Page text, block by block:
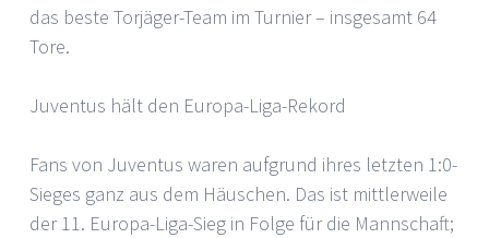
das beste Torjäger-Team im Turnier – insgesamt 64
Tore.
Juventus hält den Europa-Liga-Rekord
Fans von Juventus waren aufgrund ihres letzten 1:0-
Sieges ganz aus dem Häuschen. Das ist mittlerweile
der 11. Europa-Liga-Sieg in Folge für die Mannschaft;